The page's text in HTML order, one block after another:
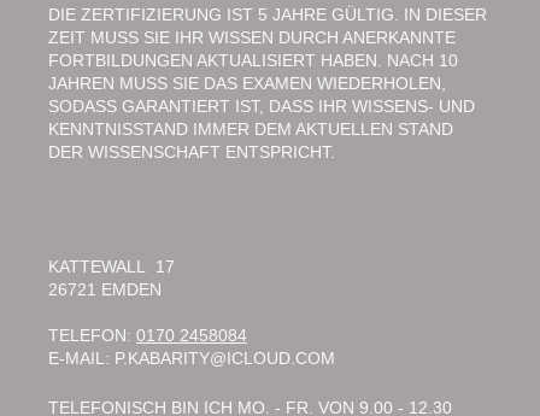
DIE ZERTIFIZIERUNG IST 5 JAHRE GÜLTIG. IN DIESER
ZEIT MUSS SIE IHR WISSEN DURCH ANERKANNTE
FORTBILDUNGEN AKTUALISIERT HABEN. NACH 10
JAHREN MUSS SIE DAS EXAMEN WIEDERHOLEN,
SODASS GARANTIERT IST, DASS IHR WISSENS- UND
KENNTNISSTAND IMMER DEM AKTUELLEN STAND
DER WISSENSCHAFT ENTSPRICHT.
KATTEWALL 17
26721 EMDEN
TELEFON:0170 2458084
E-MAIL: P.KABARITY@ICLOUD.COM
TELEFONISCH BIN ICH MO. - FR. VON 9.00 - 12.30